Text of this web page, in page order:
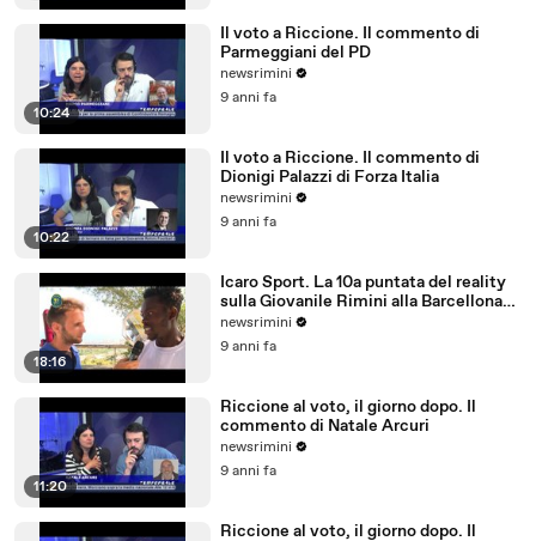
10:24
Il voto a Riccione. Il commento di
Parmeggiani del PD
newsrimini
9 anni fa
10:22
Il voto a Riccione. Il commento di
Dionigi Palazzi di Forza Italia
newsrimini
9 anni fa
18:16
Icaro Sport. La 10a puntata del reality
sulla Giovanile Rimini alla Barcellona
Professional Cup
newsrimini
9 anni fa
11:20
Riccione al voto, il giorno dopo. Il
commento di Natale Arcuri
newsrimini
9 anni fa
Riccione al voto, il giorno dopo. Il